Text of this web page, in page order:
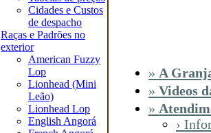
Cidades e Custos
de despacho
Raças e Padrões no
exterior
American Fuzzy
Lop
Lionhead (Mini
Leão)
Lionhead Lop
English Angorá
» A
» Videos
»
›